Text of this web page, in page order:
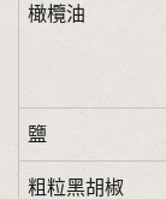
橄欖油
鹽
粗粒黑胡椒